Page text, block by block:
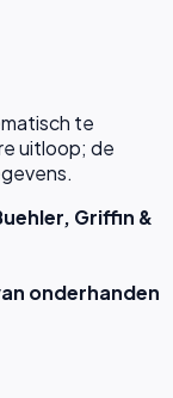
te
uitloop; de
Griffin &
onderhanden